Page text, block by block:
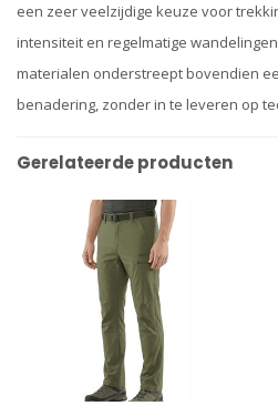
een zeer veelzijdige keuze voor
intensiteit en regelmatige
materialen onderstreept bovendien
benadering, zonder in te leveren op
Gerelateerde producten